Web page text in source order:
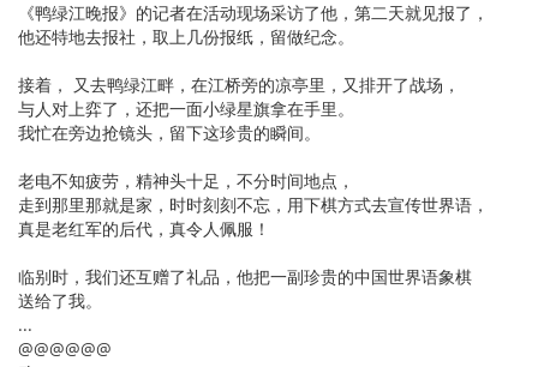
《鸭绿江晚报》的记者在活动现场采访了他，第二天就见报了，
他还特地去报社，取上几份报纸，留做纪念。
接着， 又去鸭绿江畔，在江桥旁的凉亭里，又排开了战场，
与人对上弈了，还把一面小绿星旗拿在手里。
我忙在旁边抢镜头，留下这珍贵的瞬间。
老电不知疲劳，精神头十足，不分时间地点，
走到那里那就是家，时时刻刻不忘，用下棋方式去宣传世界语，
真是老红军的后代，真令人佩服！
临别时，我们还互赠了礼品，他把一副珍贵的中国世界语象棋
送给了我。
...
@@@@@@